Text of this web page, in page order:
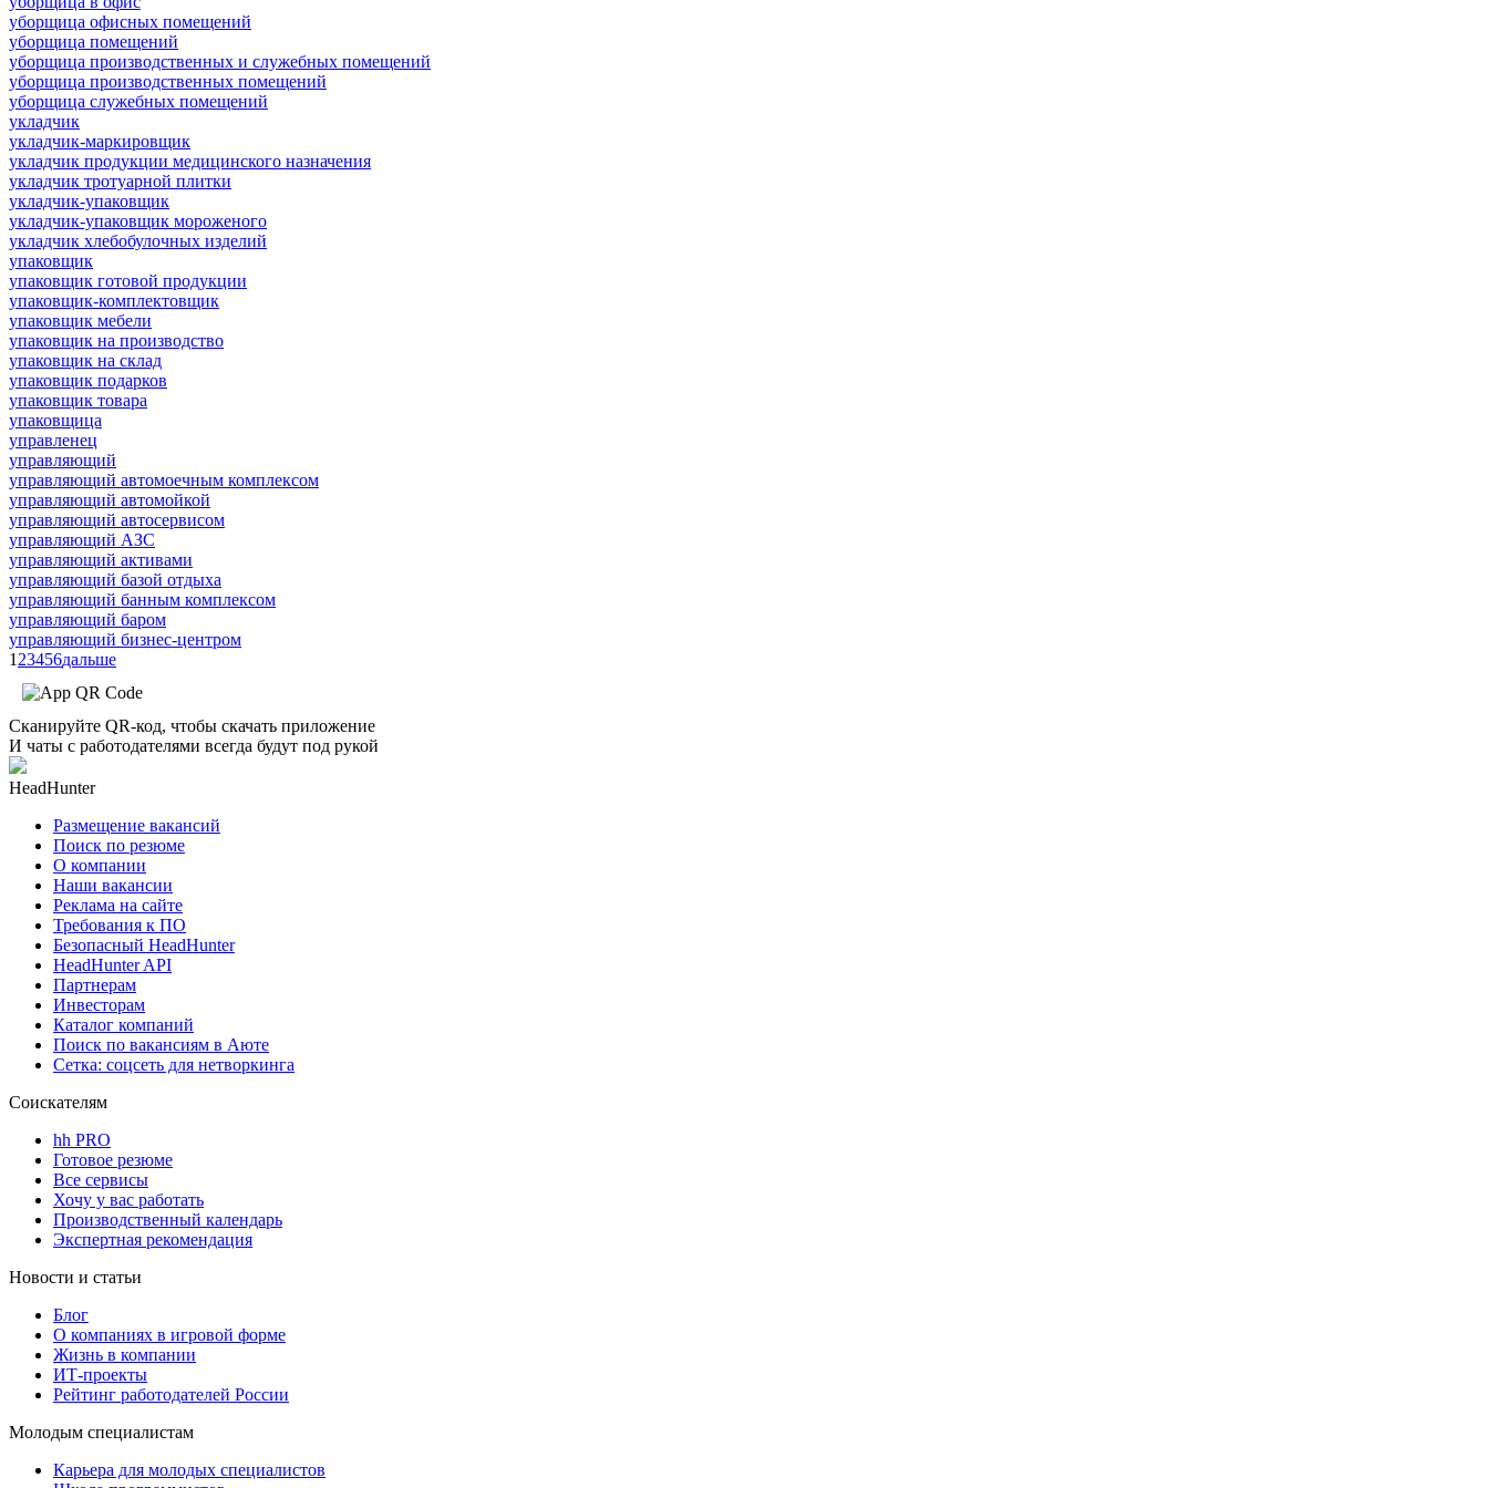
уборщица офисных помещений
уборщица помещений
уборщица производственных и служебных помещений
уборщица производственных помещений
уборщица служебных помещений
укладчик
укладчик-маркировщик
укладчик продукции медицинского назначения
укладчик тротуарной плитки
укладчик-упаковщик
укладчик-упаковщик мороженого
укладчик хлебобулочных изделий
упаковщик
упаковщик готовой продукции
упаковщик-комплектовщик
упаковщик мебели
упаковщик на производство
упаковщик на склад
упаковщик подарков
упаковщик товара
упаковщица
управленец
управляющий
управляющий автомоечным комплексом
управляющий автомойкой
управляющий автосервисом
управляющий АЗС
управляющий активами
управляющий базой отдыха
управляющий банным комплексом
управляющий баром
управляющий бизнес-центром
1 23456дальше
Сканируйте QR-код, чтобы скачать приложение
И чаты с работодателями всегда будут под рукой
HeadHunter
Размещение вакансий
Поиск по резюме
О компании
Наши вакансии
Реклама на сайте
Требования к ПО
Безопасный HeadHunter
HeadHunter API
Партнерам
Инвесторам
Каталог компаний
Поиск по вакансиям в Аюте
Сетка: соцсеть для нетворкинга
Соискателям
hh PRO
Готовое резюме
Все сервисы
Хочу у вас работать
Производственный календарь
Экспертная рекомендация
Новости и статьи
Блог
О компаниях в игровой форме
Жизнь в компании
ИТ-проекты
Рейтинг работодателей России
Молодым специалистам
Карьера для молодых специалистов